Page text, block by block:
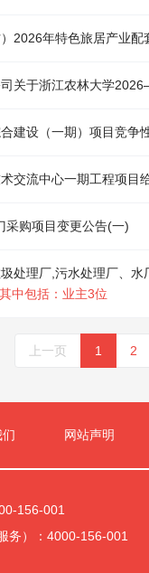
建设（一期）项目竞争
交流中心一期工程项目
采购项目变更公告(一)
处理厂,污水处理厂、水
中包括：业主3位
上一页 1 2
网站声明
156-001
务）：4000-156-001